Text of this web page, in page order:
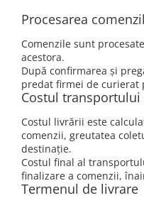
Procesarea
Comenzile sunt
acestora.
După confirmarea și
predat firmei de curierat
Costul transportului
Costul livrării este
comenzii, greutatea
destinație.
Costul final al
finalizare a comenzii,
Termenul de livrare